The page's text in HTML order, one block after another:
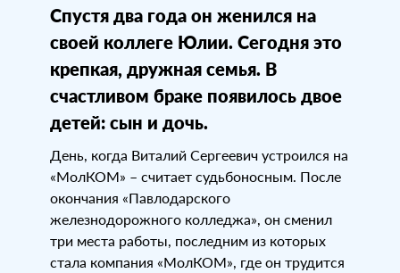
Спустя два года он женился на
своей коллеге Юлии. Сегодня это
крепкая, дружная семья. В
счастливом браке появилось двое
детей: сын и дочь.
День, когда Виталий Сергеевич устроился на
«МолКОМ» – считает судьбоносным. После
окончания «Павлодарского
железнодорожного колледжа», он сменил
три места работы, последним из которых
стала компания «МолКОМ», где он трудится